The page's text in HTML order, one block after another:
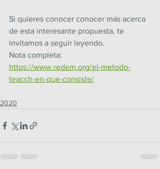
Si quieres conocer conocer más acerca
de esta interesante propuesta, te
invitamos a seguir leyendo.
Nota completa:
https://www.redem.org/el-metodo-
teacch-en-que-consiste/
2020